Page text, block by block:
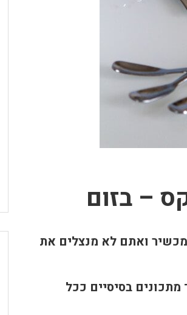
– בזום
מכשיר ואתם לא מנצלים את
בסיסיים ככל